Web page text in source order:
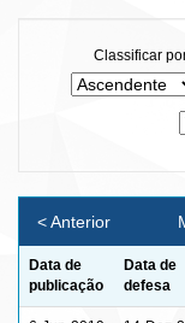
Classificar
< Anterior
Data de
publicação
Data de
defesa